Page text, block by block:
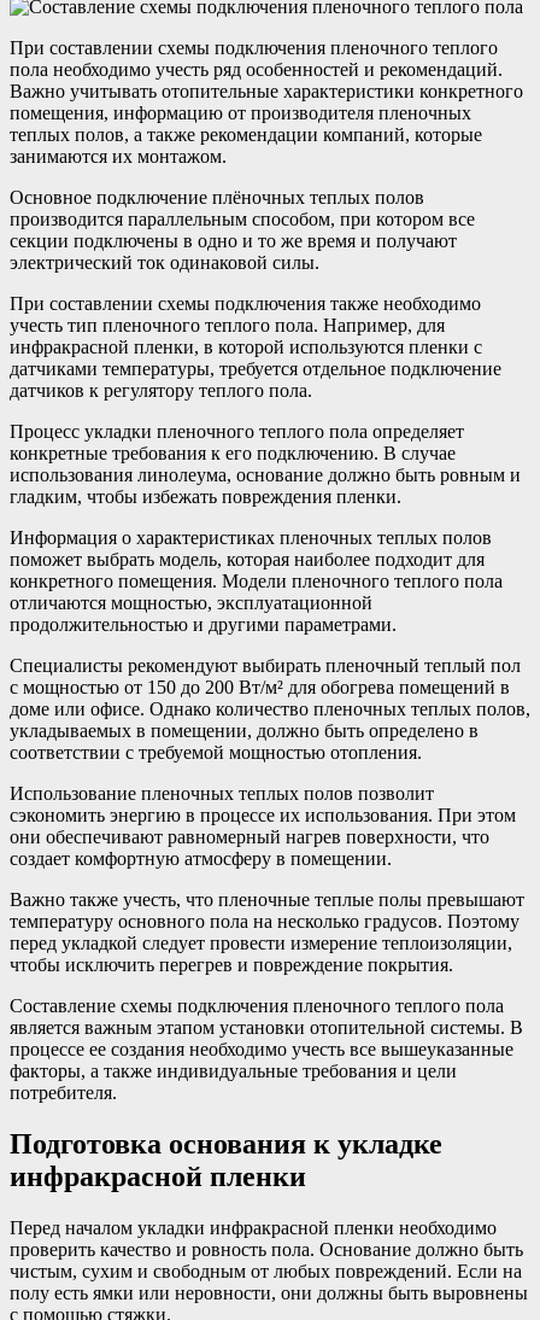
При составлении схемы подключения пленочного теплого
пола необходимо учесть ряд особенностей и рекомендаций.
Важно учитывать отопительные характеристики конкретного
помещения, информацию от производителя пленочных
теплых полов, а также рекомендации компаний, которые
занимаются их монтажом.
Основное подключение плёночных теплых полов
производится параллельным способом, при котором все
секции подключены в одно и то же время и получают
электрический ток одинаковой силы.
При составлении схемы подключения также необходимо
учесть тип пленочного теплого пола. Например, для
инфракрасной пленки, в которой используются пленки с
датчиками температуры, требуется отдельное подключение
датчиков к регулятору теплого пола.
Процесс укладки пленочного теплого пола определяет
конкретные требования к его подключению. В случае
использования линолеума, основание должно быть ровным и
гладким, чтобы избежать повреждения пленки.
Информация о характеристиках пленочных теплых полов
поможет выбрать модель, которая наиболее подходит для
конкретного помещения. Модели пленочного теплого пола
отличаются мощностью, эксплуатационной
продолжительностью и другими параметрами.
Специалисты рекомендуют выбирать пленочный теплый пол
с мощностью от 150 до 200 Вт/м² для обогрева помещений в
доме или офисе. Однако количество пленочных теплых полов,
укладываемых в помещении, должно быть определено в
соответствии с требуемой мощностью отопления.
Использование пленочных теплых полов позволит
сэкономить энергию в процессе их использования. При этом
они обеспечивают равномерный нагрев поверхности, что
создает комфортную атмосферу в помещении.
Важно также учесть, что пленочные теплые полы превышают
температуру основного пола на несколько градусов. Поэтому
перед укладкой следует провести измерение теплоизоляции,
чтобы исключить перегрев и повреждение покрытия.
Составление схемы подключения пленочного теплого пола
является важным этапом установки отопительной системы. В
процессе ее создания необходимо учесть все вышеуказанные
факторы, а также индивидуальные требования и цели
потребителя.
Подготовка основания к укладке
инфракрасной пленки
Перед началом укладки инфракрасной пленки необходимо
проверить качество и ровность пола. Основание должно быть
чистым, сухим и свободным от любых повреждений. Если на
полу есть ямки или неровности, они должны быть выровнены
с помощью стяжки.